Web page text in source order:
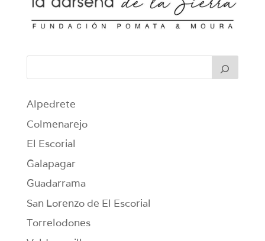
Alpedrete
Colmenarejo
El Escorial
Galapagar
Guadarrama
San Lorenzo de El Escorial
Torrelodones